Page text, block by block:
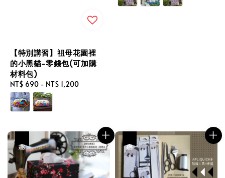
【特別講習】祖母花園裡
的小黑貓-零錢包(可加購
材料包)
Regular
price
NT$ 690 - NT$ 1,200